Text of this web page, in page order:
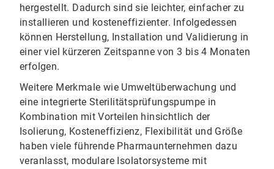
hergestellt. Dadurch sind sie leichter, einfacher zu
installieren und kosteneffizienter. Infolgedessen
können Herstellung, Installation und Validierung in
einer viel kürzeren Zeitspanne von 3 bis 4 Monaten
erfolgen.
Weitere Merkmale wie Umweltüberwachung und
eine integrierte Sterilitätsprüfungspumpe in
Kombination mit Vorteilen hinsichtlich der
Isolierung, Kosteneffizienz, Flexibilität und Größe
haben viele führende Pharmaunternehmen dazu
veranlasst, modulare Isolatorsysteme mit